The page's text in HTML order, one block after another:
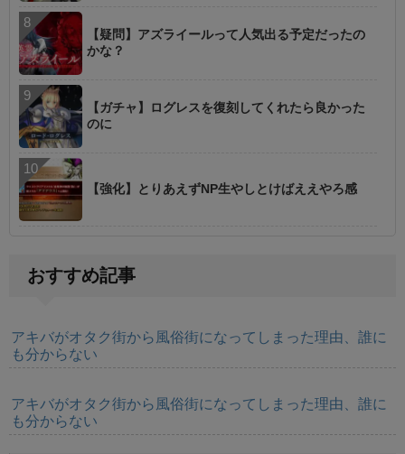
【疑問】アズライールって人気出る予定だったの
かな？
【ガチャ】ログレスを復刻してくれたら良かった
のに
【強化】とりあえずNP生やしとけばええやろ感
おすすめ記事
アキバがオタク街から風俗街になってしまった理由、誰に
も分からない
アキバがオタク街から風俗街になってしまった理由、誰に
も分からない